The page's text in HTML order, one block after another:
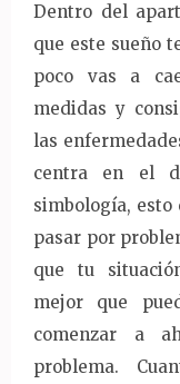
Dentro del
que este sueño
poco vas a
medidas y
las
centra en el
simbología, esto
pasar por
que tu
mejor que
comenzar a
problema.